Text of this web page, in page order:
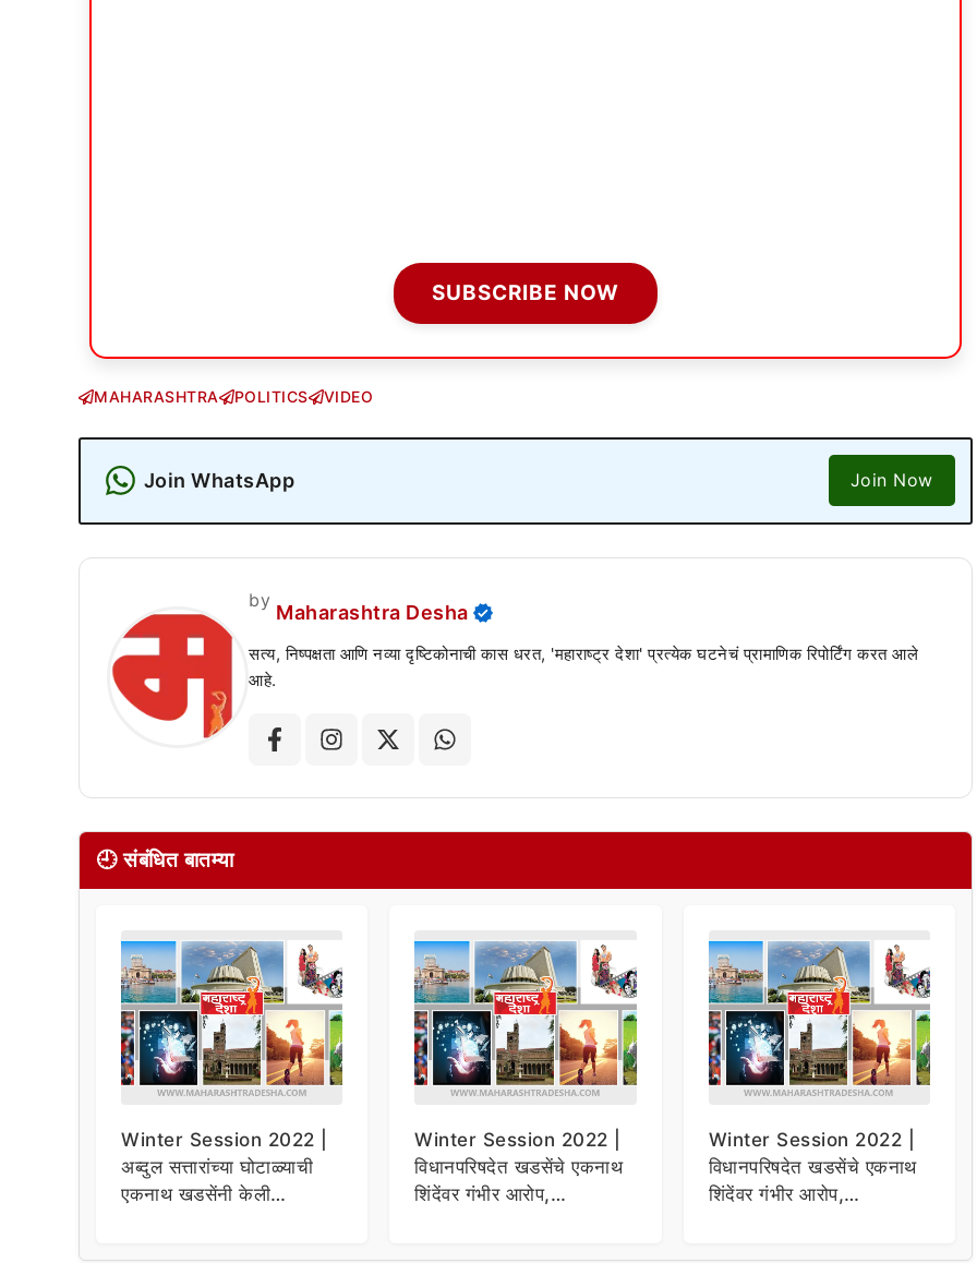
SUBSCRIBE NOW
MAHARASHTRA POLITICS VIDEO
Join WhatsApp Join Now
by
Maharashtra Desha
सत्य, निष्पक्षता आणि नव्या दृष्टिकोनाची कास धरत, 'महाराष्ट्र देशा' प्रत्येक घटनेचं प्रामाणिक रिपोर्टिंग करत आले
आहे.
🕘 संबंधित बातम्या
Winter Session 2022 |
अब्दुल सत्तारांच्या घोटाळ्याची
एकनाथ खडसेंनी केली
Winter Session 2022 |
विधानपरिषदेत खडसेंचे एकनाथ
शिंदेंवर गंभीर आरोप,
Winter Session 2022 |
विधानपरिषदेत खडसेंचे एकनाथ
शिंदेंवर गंभीर आरोप,